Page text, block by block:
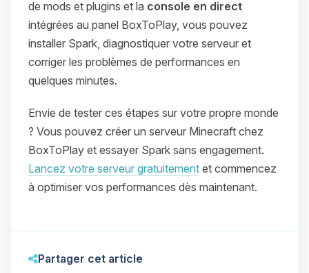
de mods et plugins et la console en direct
intégrées au panel BoxToPlay, vous pouvez
installer Spark, diagnostiquer votre serveur et
corriger les problèmes de performances en
quelques minutes.
Envie de tester ces étapes sur votre propre monde
? Vous pouvez créer un serveur Minecraft chez
BoxToPlay et essayer Spark sans engagement.
Lancez votre serveur gratuitement et commencez
à optimiser vos performances dès maintenant.
Partager cet article